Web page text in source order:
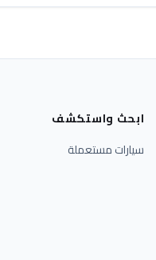
ابحث واستكشف
سيارات مستعملة